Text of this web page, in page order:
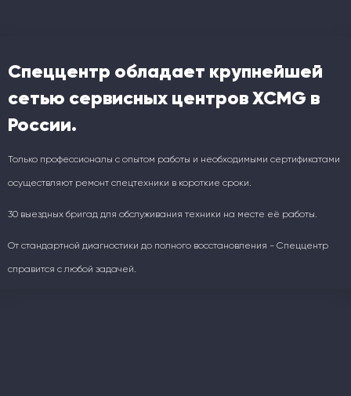
Спеццентр обладает крупнейшей
сетью сервисных центров XCMG в
России.
Только профессионалы с опытом работы и необходимыми сертификатами
осуществляют ремонт спецтехники в короткие сроки.
30 выездных бригад для обслуживания техники на месте её работы.
От стандартной диагностики до полного восстановления - Спеццентр
справится с любой задачей.